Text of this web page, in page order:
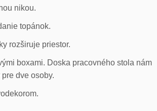
nikou.
topánok.
rozširuje priestor.
boxami. Doska pracovného stola nám
dve osoby.